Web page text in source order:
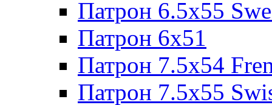
Патрон 6.5x55
Патрон 6x51
Патрон 7.5x54
Патрон 7.5x55